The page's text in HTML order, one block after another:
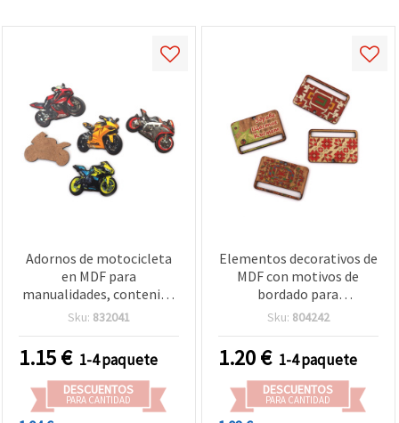
Adornos de motocicleta
en MDF para
manualidades, contenido
mixto, 46~54 x 31~40 mm
Sku: 832041
1.15€ 1-4 paquete
DESCUENTOS
PARA CANTIDAD
Elementos decorativos de
MDF con motivos de
bordado para
manualidades, 30 x 45
y orificio de 2 mm – 4
piezas
Sku: 804242
1.20€ 1-4 paquete
DESCUENTOS
PARA CANTIDAD